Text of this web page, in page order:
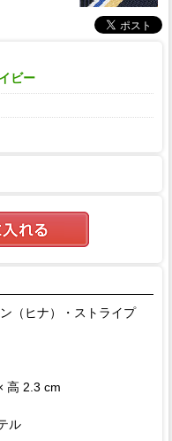
ビー
（ヒナ）・ストライプ
高 2.3 cm
ル